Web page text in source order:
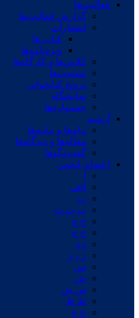
فعالیت‌ها
گزارش فعالیت‌ها
انتشارات
کتاب ها
ویژه‌نامه‌ها
کلاس‌ها و کارگاه‌ها
نشست‌ها
ترویج کتابخوانی
نمایشگاه
جشنواره‌ها
آرشیو
پیام‌ها و بیانیه‌ها
مقاله‌ها و دیدگاه‌ها
گفت‌وگوها
اعضای انجمن
الف
ب
پ ت ث
ج چ
ح خ
د ذ
ر ز ژ
س
ش
ص ض
ط ظ
ع غ